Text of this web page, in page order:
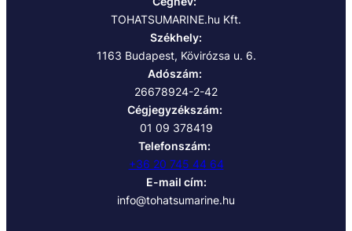
TOHATSUMARINE.hu Kft.
Székhely:
1163 Budapest, Kövirózsa u. 6.
Adószám:
26678924-2-42
Cégjegyzékszám:
01 09 378419
Telefonszám:
+36 20 745 44 64
E-mail cím:
info@tohatsumarine.hu